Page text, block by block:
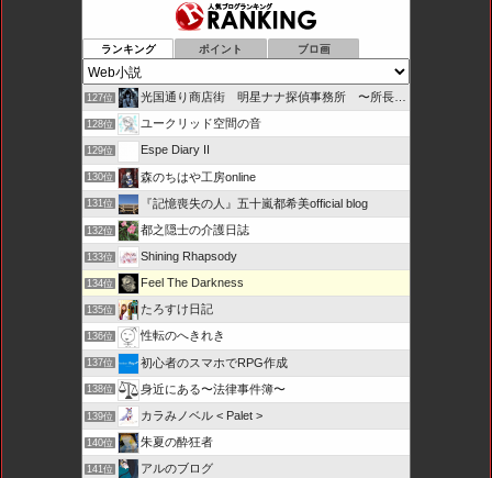
ランキング ポイント ブロ画
127位 光国通り商店街 明星ナナ探偵事務所 〜所長とカプセル局員たち
128位 ユークリッド空間の音
129位 Espe Diary II
130位 森のちはや工房online
131位 『記憶喪失の人』五十嵐都希美official blog
132位 都之隠士の介護日誌
133位 Shining Rhapsody
134位 Feel The Darkness
135位 たろすけ日記
136位 性転のへきれき
137位 初心者のスマホでRPG作成
138位 身近にある〜法律事件簿〜
139位 カラみノベル < Palet >
140位 朱夏の酔狂者
141位
アルのブログ